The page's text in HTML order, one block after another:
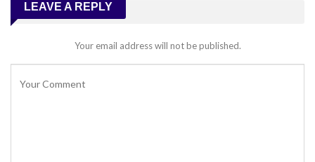
LEAVE A REPLY
Your email address will not be published.